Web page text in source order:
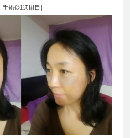
[手術後1週間目]